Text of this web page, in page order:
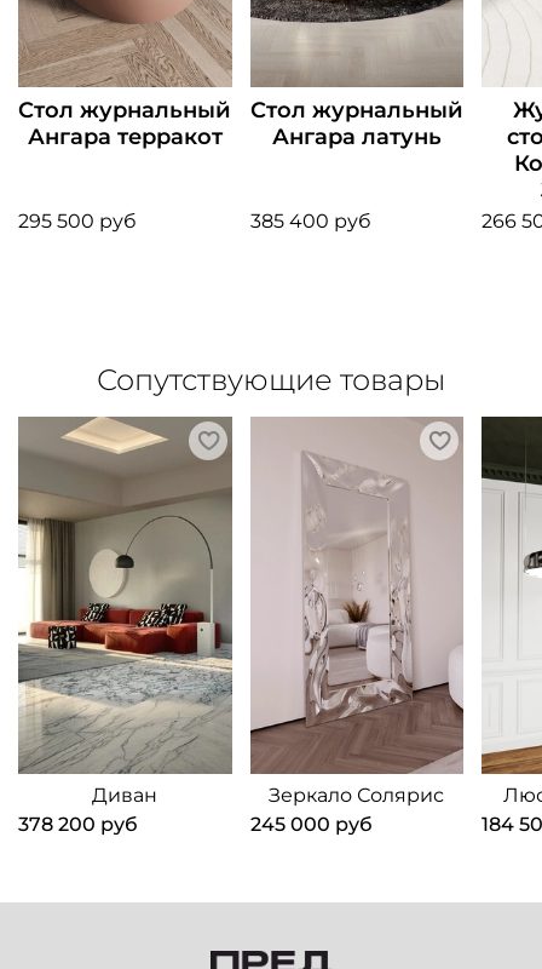
Стол журнальный
Ангара терракот
295 500 руб
Стол журнальный
Ангара латунь
385 400 руб 266
Сопутствующие товары
Диван
378 200 руб
Зеркало Солярис
245 000 руб
184